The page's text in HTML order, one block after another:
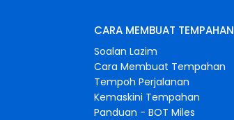
CARA MEMBUAT TEMPAHAN
Soalan Lazim
Cara Membuat Tempahan
Tempoh Perjalanan
Kemaskini Tempahan
Panduan - BOT Miles